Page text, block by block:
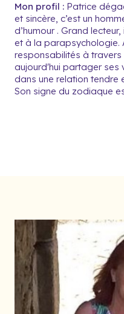
Mon profil : Patrice
et sincère, c’est un
d’humour . Grand
et à la parapsychologie.
responsabilités à travers
aujourd'hui partager ses
dans une relation tendre
Son signe du zodiaque